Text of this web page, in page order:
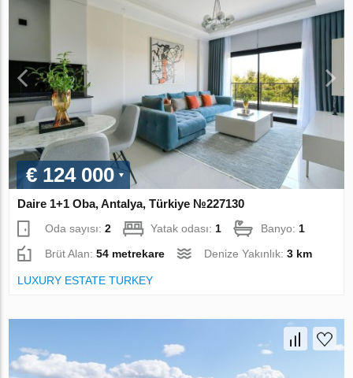
€ 124 000
Daire 1+1 Oba, Antalya, Türkiye №227130
Oda sayısı:2 Yatak odası: 1 Banyo: 1
Brüt Alan:54 metrekare Denize Yakınlık:3 km
LUXURY ESTATE TURKEY